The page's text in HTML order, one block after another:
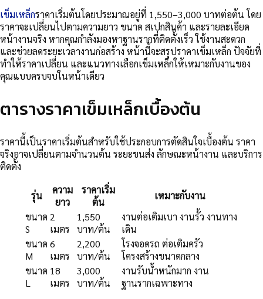
เข็มเหล็กราคาเริ่มต้นโดยประมาณอยู่ที่ 1,550–3,000 บาทต่อต้น โดย
ราคาจะเปลี่ยนไปตามความยาว ขนาด สเปกสินค้า และรายละเอียด
หน้างานจริง หากคุณกำลังมองหาฐานรากที่ติดตั้งเร็ว ใช้งานสะดวก
และช่วยลดระยะเวลางานก่อสร้าง หน้านี้จะสรุปราคาเข็มเหล็ก ปัจจัยที่
ทำให้ราคาเปลี่ยน และแนวทางเลือกเข็มเหล็กให้เหมาะกับงานของ
คุณแบบครบจบในหน้าเดียว
ตารางราคาเข็มเหล็กเบื้องต้น
ราคานี้เป็นราคาเริ่มต้นสำหรับใช้ประกอบการตัดสินใจเบื้องต้น ราคา
จริงอาจเปลี่ยนตามจำนวนต้น ระยะขนส่ง ลักษณะหน้างาน และบริการ
ติดตั้ง
รุ่น
ความ
ยาว
ราคาเริ่ม
ต้น
เหมาะกับงาน
ขนาด
S
2
เมตร
1,550
บาท/ต้น
งานต่อเติมเบา งานรั้ว งานทาง
เดิน
ขนาด
M
6
เมตร
2,200
บาท/ต้น
โรงจอดรถ ต่อเติมครัว
โครงสร้างขนาดกลาง
ขนาด
L
18
เมตร
3,000
บาท/ต้น
งานรับน้ำหนักมาก งาน
ฐานรากเฉพาะทาง